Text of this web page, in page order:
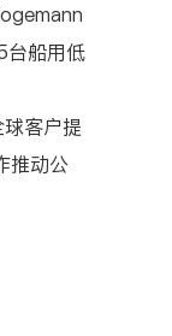
台船用低
客户提
推动公